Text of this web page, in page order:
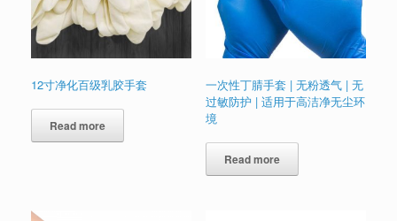
12寸净化百级乳胶手套
Read more
一次性丁腈手套 | 无粉透气 | 无
过敏防护 | 适用于高洁净无尘环
境
Read more